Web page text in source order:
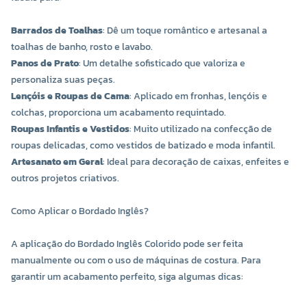
COR 0164
R$ 15,20 UNIDADE
- +
COR 0177
R$ 15,20 UNIDADE
- +
Barrados de Toalhas: Dê um toque romântico e artesanal a
toalhas de banho, rosto e lavabo.
Panos de Prato: Um detalhe sofisticado que valoriza e
personaliza suas peças.
Lençóis e Roupas de Cama: Aplicado em fronhas, lençóis e
colchas, proporciona um acabamento requintado.
Roupas Infantis e Vestidos: Muito utilizado na confecção de
roupas delicadas, como vestidos de batizado e moda infantil.
Artesanato em Geral: Ideal para decoração de caixas, enfeites e
outros projetos criativos.
Como Aplicar o Bordado Inglês?
A aplicação do Bordado Inglês Colorido pode ser feita
manualmente ou com o uso de máquinas de costura. Para
garantir um acabamento perfeito, siga algumas dicas: